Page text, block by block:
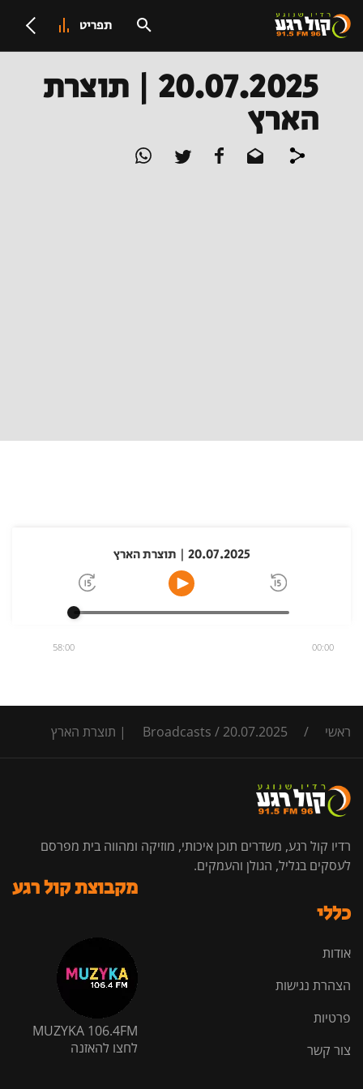
תפריט
20.07.2025 | תוצרת
הארץ
20.07.2025 | תוצרת הארץ
00:00
58:00
ראשי /
Broadcasts / 20.07.2025 | תוצרת הארץ
רדיו קול רגע, משדרים תוכן איכותי, מוזיקה ומהווה בית מפרסם
לעסקים בגליל, הגולן והעמקים.
כללי
אודות
הצהרת נגישות
פרטיות
צור קשר
מקבוצת קול רגע
MUZYKA 106.4FM
לחצו להאזנה